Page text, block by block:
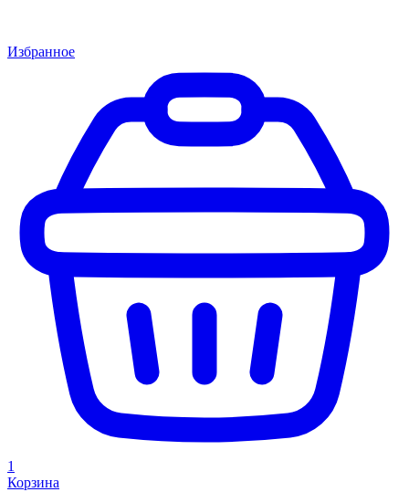
Избранное
1
Корзина